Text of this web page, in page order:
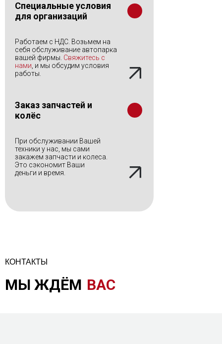
Специальные условия
для организаций
Работаем с НДС. Возьмем на
себя обслуживание автопарка
вашей фирмы. Свяжитесь с
нами , и мы обсудим условия
работы.
Заказ запчастей и
колёс
При обслуживании Вашей
техники у нас, мы сами
закажем запчасти и колеса.
Это сэкономит Ваши
деньги и время.
КОНТАКТЫ
ВАС
МЫ ЖДЁМ